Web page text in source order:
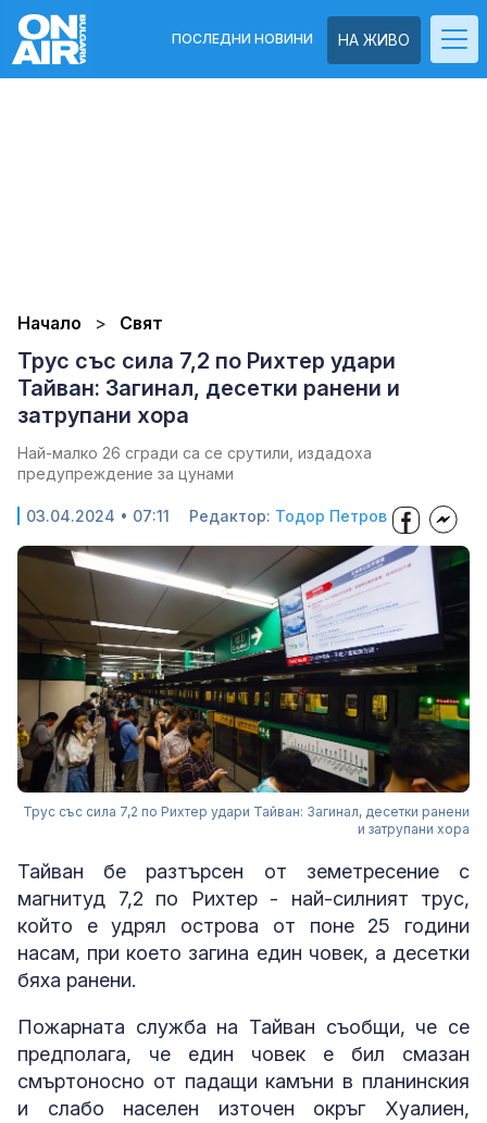
НА ЖИВО
ПОСЛЕДНИ НОВИНИ
Начало Свят
Трус със сила 7,2 по Рихтер удари
Тайван: Загинал, десетки ранени и
затрупани хора
Най-малко 26 сгради са се срутили, издадоха
предупреждение за цунами
03.04.2024 • 07:11 Редактор: Тодор Петров
Трус със сила 7,2 по Рихтер удари Тайван: Загинал, десетки ранени
и затрупани хора
Тайван бе разтърсен от земетресение с
магнитуд 7,2 по Рихтер - най-силният трус,
който е удрял острова от поне 25 години
насам, при което загина един човек, а десетки
бяха ранени.
Пожарната служба на Тайван съобщи, че се
предполага, че един човек е бил смазан
смъртоносно от падащи камъни в планинския
и слабо населен източен окръг Хуалиен,